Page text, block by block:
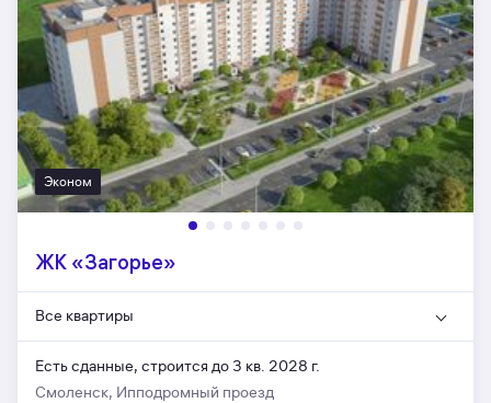
Эконом
ЖК «Загорье»
Все квартиры
Есть сданные, строится до 3 кв. 2028 г.
Смоленск, Ипподромный проезд